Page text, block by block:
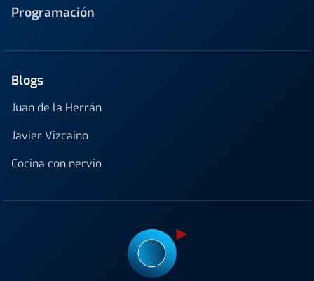
Programación
Blogs
Juan de la Herrán
Javier Vizcaino
Cocina con nervio